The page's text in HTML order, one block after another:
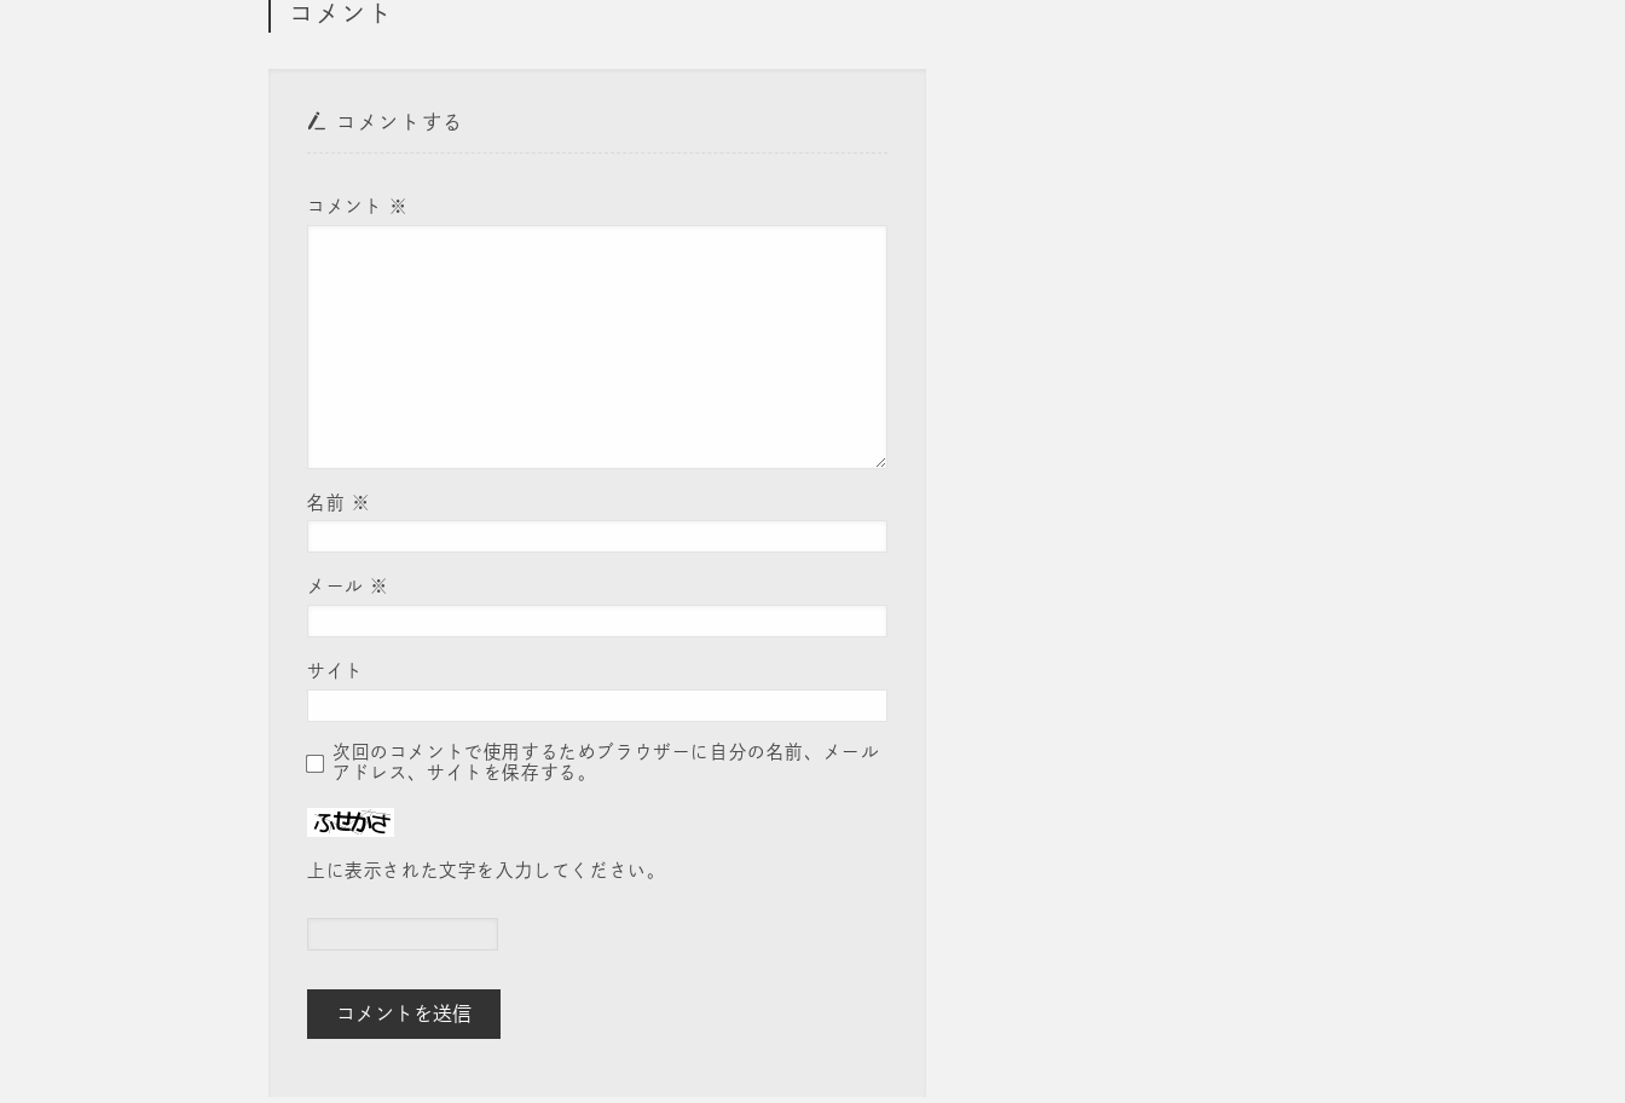
コメント
コメントする
コメント ※
名前 ※
メール ※
サイト
次回のコメントで使用するためブラウザーに自分の名前、メール
アドレス、サイトを保存する。
上に表示された文字を入力してください。